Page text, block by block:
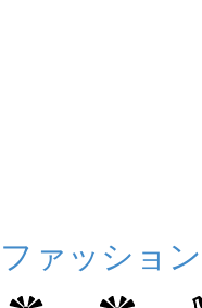
ファッション